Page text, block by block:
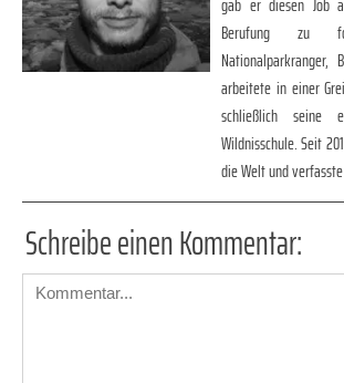
Berufung zu
Nationalparkranger,
arbeitete in einer
schließlich seine
Wildnisschule. Seit
die Welt und
Schreibe einen Kommentar: